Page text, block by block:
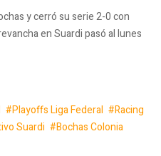
y cerró su serie 2-0 con
en Suardi pasó al lunes
Playoffs Liga Federal
Racing
Suardi
Bochas Colonia